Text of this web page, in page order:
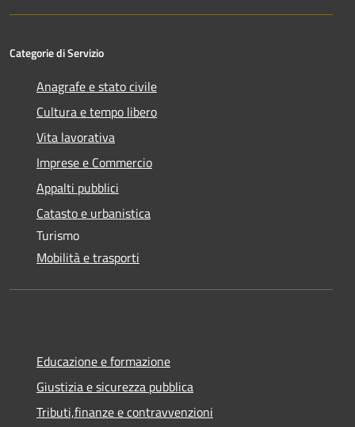
Categorie di Servizio
Anagrafe e stato civile
Cultura e tempo libero
Vita lavorativa
Imprese e Commercio
Appalti pubblici
Catasto e urbanistica
Turismo
Mobilità e trasporti
Educazione e formazione
Giustizia e sicurezza pubblica
Tributi,finanze e contravvenzioni